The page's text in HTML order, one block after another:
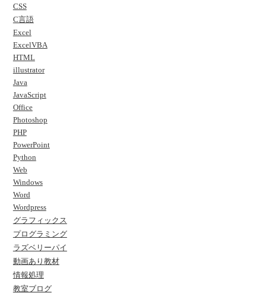
CSS
C言語
Excel
ExcelVBA
HTML
illustrator
Java
JavaScript
Office
Photoshop
PHP
PowerPoint
Python
Web
Windows
Word
Wordpress
グラフィックス
プログラミング
ラズベリーパイ
動画あり教材
情報処理
教室ブログ